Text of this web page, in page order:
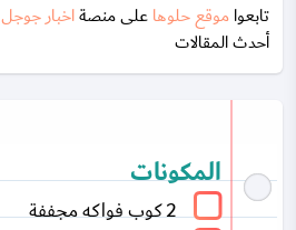
تابعواموقع حلوهاعلى منصةاخبار جوجل
أحدث المقالات
المكونات
2 كوب فواكه مجففة